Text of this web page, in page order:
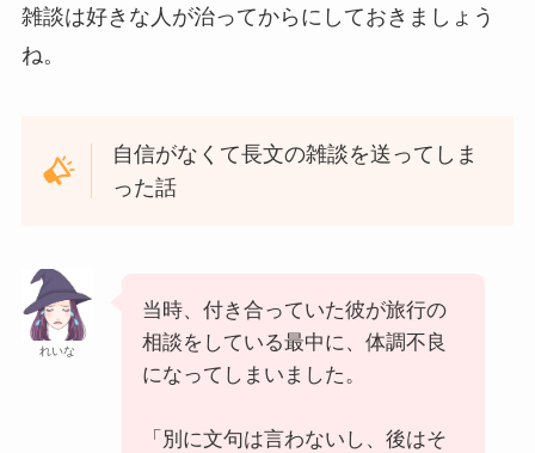
雑談は好きな人が治ってからにしておきましょう
ね。
自信がなくて長文の雑談を送ってしま
った話
れいな
当時、付き合っていた彼が旅行の
相談をしている最中に、体調不良
になってしまいました。
「別に文句は言わないし、後はそ